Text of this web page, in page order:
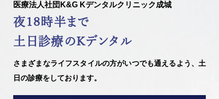
医療法人社団K&G Kデンタルクリニック成城
夜18時半まで
土日診療のKデンタル
さまざまなライフスタイルの方がいつでも通えるよう、土
日の診療をしております。